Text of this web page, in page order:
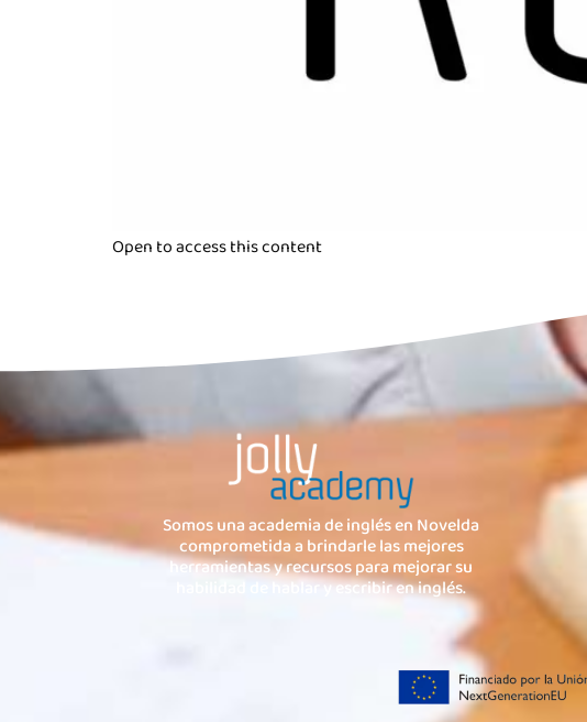
Open to access this content
Somos una academia de inglés en Novelda
comprometida a brindarle las mejores
herramientas y recursos para mejorar su
habilidad de hablar y escribir en inglés.